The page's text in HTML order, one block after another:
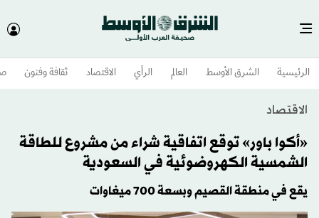
الرئيسية الشرق الأوسط​ العالم الرأي الاقتصاد ثقافة وفنون
الاقتصاد
«أكوا باور» توقع اتفاقية شراء من مشروع للطاقة
الشمسية الكهروضوئية في السعودية
يقع في منطقة القصيم وبسعة 700 ميغاوات